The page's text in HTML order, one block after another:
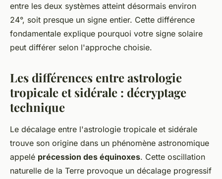
entre les deux systèmes atteint désormais environ
24°, soit presque un signe entier. Cette différence
fondamentale explique pourquoi votre signe solaire
peut différer selon l'approche choisie.
Les différences entre astrologie
tropicale et sidérale : décryptage
technique
Le décalage entre l'astrologie tropicale et sidérale
trouve son origine dans un phénomène astronomique
appelé précession des équinoxes. Cette oscillation
naturelle de la Terre provoque un décalage progressif